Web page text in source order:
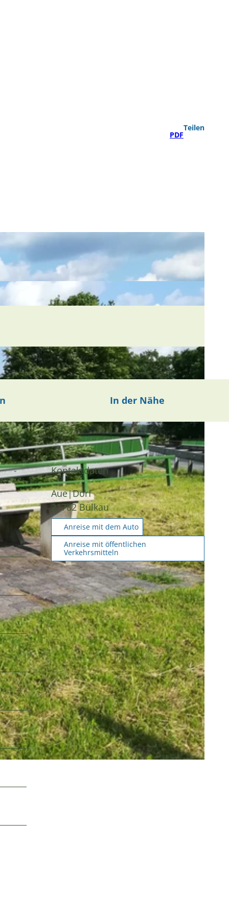
PDF
Teilen
In der Nähe
Kontaktdaten
Aue|Dorf
21782Bülkau
Anreise mit dem Auto
Anreise mit öffentlichen
Verkehrsmitteln